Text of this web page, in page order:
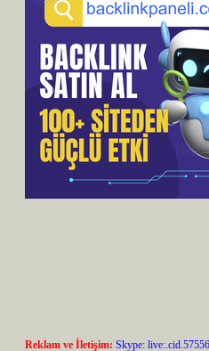
Reklam ve İletişim: Skype: